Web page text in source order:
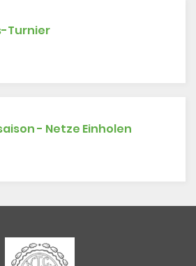
Turnier
- Netze Einholen